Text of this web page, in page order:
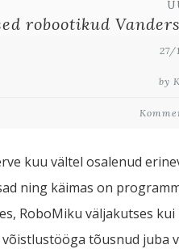
robootikud
27/
by
kuu vältel osalenud
ning käimas on
RoboMiku väljakutses
tõusnud juba